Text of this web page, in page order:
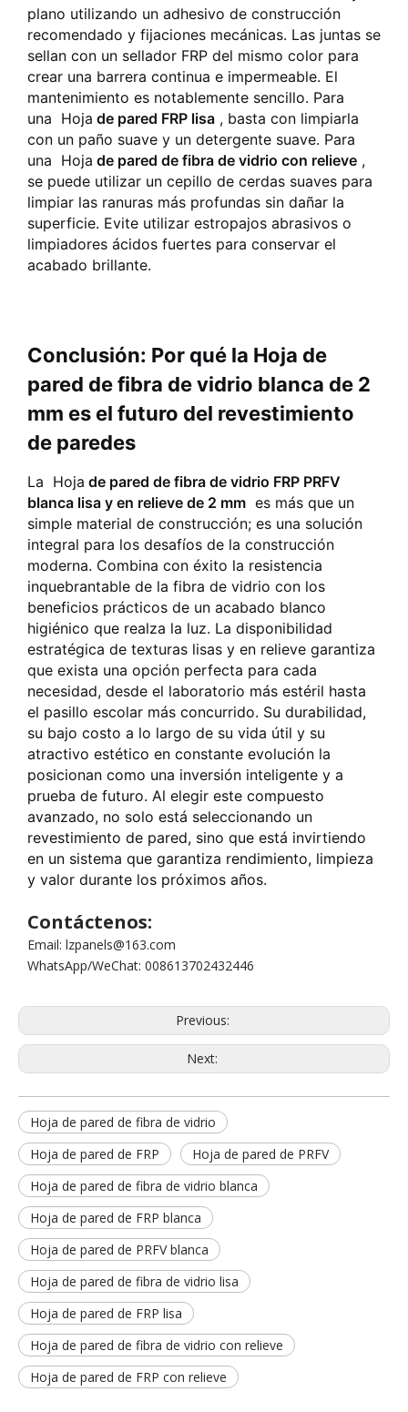
plano utilizando un adhesivo de construcción
recomendado y fijaciones mecánicas. Las juntas se
sellan con un sellador FRP del mismo color para
crear una barrera continua e impermeable. El
mantenimiento es notablemente sencillo. Para
una Hoja de pared FRP lisa , basta con limpiarla
con un paño suave y un detergente suave. Para
una Hoja de pared de fibra de vidrio con relieve ,
se puede utilizar un cepillo de cerdas suaves para
limpiar las ranuras más profundas sin dañar la
superficie. Evite utilizar estropajos abrasivos o
limpiadores ácidos fuertes para conservar el
acabado brillante.
Conclusión: Por qué la Hoja de
pared de fibra de vidrio blanca de 2
mm es el futuro del revestimiento
de paredes
La Hoja de pared de fibra de vidrio FRP PRFV
blanca lisa y en relieve de 2 mm es más que un
simple material de construcción; es una solución
integral para los desafíos de la construcción
moderna. Combina con éxito la resistencia
inquebrantable de la fibra de vidrio con los
beneficios prácticos de un acabado blanco
higiénico que realza la luz. La disponibilidad
estratégica de texturas lisas y en relieve garantiza
que exista una opción perfecta para cada
necesidad, desde el laboratorio más estéril hasta
el pasillo escolar más concurrido. Su durabilidad,
su bajo costo a lo largo de su vida útil y su
atractivo estético en constante evolución la
posicionan como una inversión inteligente y a
prueba de futuro. Al elegir este compuesto
avanzado, no solo está seleccionando un
revestimiento de pared, sino que está invirtiendo
en un sistema que garantiza rendimiento, limpieza
y valor durante los próximos años.
Contáctenos:
Email: lzpanels@163.com
WhatsApp/WeChat: 008613702432446
Previous:
Next:
Hoja de pared de fibra de vidrio
Hoja de pared de FRP
Hoja de pared de PRFV
Hoja de pared de fibra de vidrio blanca
Hoja de pared de FRP blanca
Hoja de pared de PRFV blanca
Hoja de pared de fibra de vidrio lisa
Hoja de pared de FRP lisa
Hoja de pared de fibra de vidrio con relieve
Hoja de pared de FRP con relieve